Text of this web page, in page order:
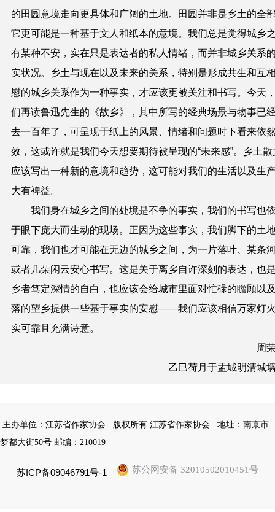
的田园意境走向更具体和广阔的土地。
田园并非是乡土的全
它更可能是一种基于文 人和纸本的意境。 我们总是觉得城乡
有某种不安，实在只是表达者的私人情绪，而并非城乡关系
实状况。乡土与现在以及未来的关系，特别是形成共生和互
慰的城乡关系作为一种事实，才应该更被关注和书写。今天
们再读鲁迅先生的《故乡》，其中所写的经典场景与物事已
去一百年了，可呈现于纸上的风景、情绪和问题时下看来依
效，这或许就是我们今天想要期待被呈现的“未来感”。乡土散
应该写出一种新的意境和趋势，这可能对我们的生活以及生
大有裨益。
我们身在城乡之间的处境是不争的事实，我们的书写也
于眼下庞大而生动的现场。 正因为这些事实，我们脚下的土
可靠，我们也才可能在无边的城乡之间，为一片落叶、某条
或者几朵闲云安心书写。这是关于离乡自许深刻的表达，也
乡者笃定深情的自白，也应该会给城市里面对忙碌的瞻顾以
落的望乡提供一些基于事实的安慰——我们应该相信万家灯
实可靠且充满诗意。
周
乙巳荷月于盂城明清城
主办单位：江苏省作家协会 版权所有 江苏省作家协会
地址：南京市
梦都大街50号 邮编：210019
苏ICP备09046791号-1 苏公网安备 32010502010451号